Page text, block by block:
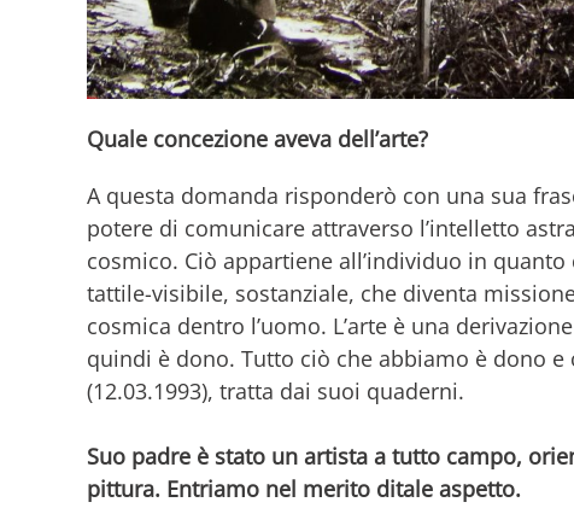
Quale concezione aveva dell’arte?
A questa domanda risponderò con una sua
potere di comunicare attraverso l’intelletto
cosmico. Ciò appartiene all’individuo in
tattile-visibile, sostanziale, che diventa
cosmica dentro l’uomo. L’arte è una
quindi è dono. Tutto ciò che abbiamo è dono
(12.03.1993), tratta dai suoi quaderni.
Suo padre è stato un artista a tutto campo,
pittura. Entriamo nel merito ditale aspetto.